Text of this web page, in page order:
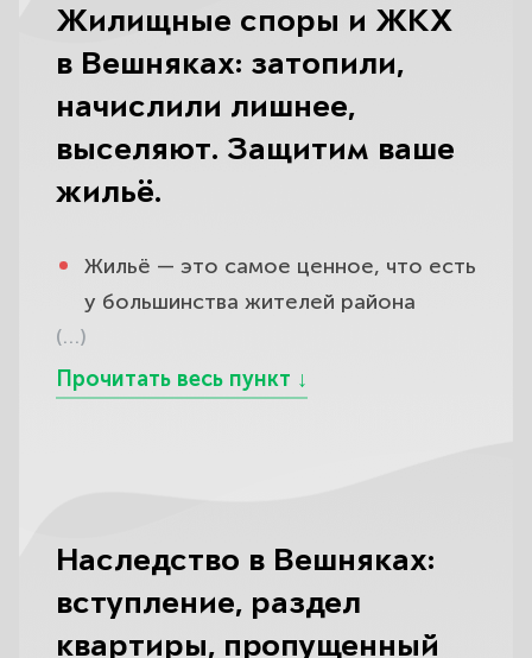
Жилищные споры и ЖКХ
в Вешняках: затопили,
начислили лишнее,
выселяют. Защитим ваше
жильё.
Жильё — это самое ценное, что есть
у большинства жителей района
Вешняки, и любая угроза ему бьёт по
самому больному: вас затопил
какой логикой; в квитанциях
видели; кто-то пытается вас
(…)
Наследство в Вешняках:
вступление, раздел
квартиры, пропущенный